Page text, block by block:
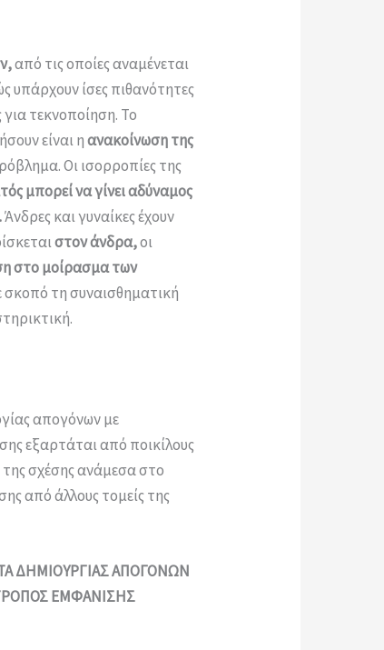
από τις οποίες αναμένεται
υπάρχουν ίσες πιθανότητες
τεκνοποίηση. Το
είναι ηανακοίνωση της
Οι ισορροπίες της
μπορεί να γίνει αδύναμος
Άνδρες και γυναίκες έχουν
στον άνδρα,οι
στο μοίρασμα των
τη συναισθηματική
απογόνων με
εξαρτάται από ποικίλους
σχέσης ανάμεσα στο
από άλλους τομείς της
ΔΗΜΙΟΥΡΓΙΑΣ ΑΠΟΓΟΝΩΝ
ΕΜΦΑΝΙΣΗΣ